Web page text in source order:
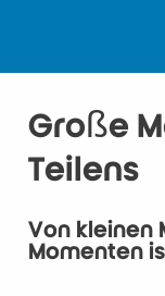
Große
Teilens
Von kleinen
Momenten